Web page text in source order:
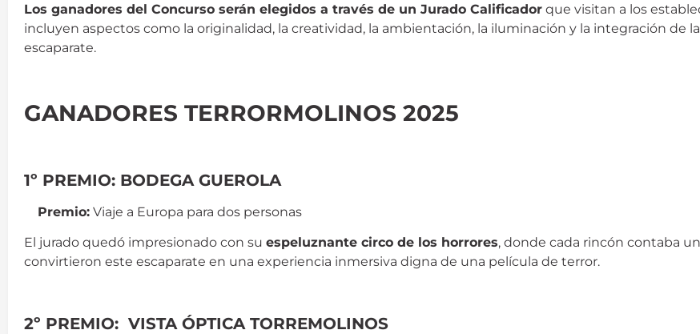
Los ganadores del Concurso serán elegidos a través de un Jurado Calificador que visitan a los
incluyen aspectos como la originalidad, la creatividad, la ambientación, la iluminación y la integración de
escaparate.
GANADORES TERRORMOLINOS 2025
1º PREMIO: BODEGA GUEROLA
Premio: Viaje a Europa para dos personas
El jurado quedó impresionado con su espeluznante circo de los horrores, donde cada rincón contaba
convirtieron este escaparate en una experiencia inmersiva digna de una película de terror.
2º PREMIO: VISTA ÓPTICA TORREMOLINOS